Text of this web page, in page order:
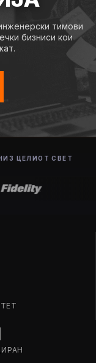
тимови
бизниси кои
ЦЕЛИОТ СВЕТ